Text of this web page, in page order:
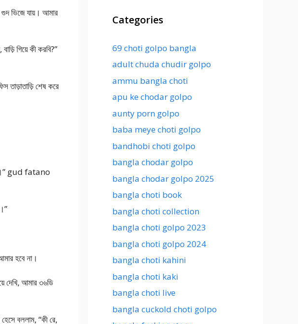
ভিজে যায়। আমার
গিয়ে কী করবি?”
তাড়াতাড়ি শেষ করে
gud fatano
হবে না।
দেখি, আমার ৩৬ডি
বললাম, “কী রে,
Categories
69 choti golpo bangla
adult chuda chudir golpo
ammu bangla choti
apu ke chodar golpo
aunty porn golpo
baba meye choti golpo
bandhobi choti golpo
bangla chodar golpo
bangla chodar golpo 2025
bangla choti book
bangla choti collection
bangla choti golpo 2023
bangla choti golpo 2024
bangla choti kahini
bangla choti kaki
bangla choti live
bangla cuckold choti golpo